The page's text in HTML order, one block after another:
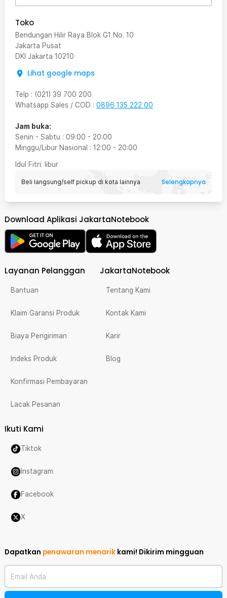
Toko
Bendungan Hilir Raya Blok G1 No. 10
Jakarta Pusat
DKI Jakarta 10210
Lihat google maps
Telp : (021) 39 700 200
Whatsapp Sales / COD : 0896 135 222 00
Jam buka:
Senin - Sabtu : 09:00 - 20:00
Minggu/Libur Nasional : 12:00 - 20:00
Idul Fitri: libur
Beli langsung/self pickup di kota lainnya Selengkapnya
Download Aplikasi JakartaNotebook
Layanan Pelanggan
Bantuan
Klaim Garansi Produk
Biaya Pengiriman
Indeks Produk
Konfirmasi Pembayaran
Lacak Pesanan
JakartaNotebook
Tentang Kami
Kontak Kami
Karir
Blog
Ikuti Kami
Tiktok
Instagram
Facebook
X
Dapatkan penawaran menarik kami! Dikirim mingguan
Email Anda